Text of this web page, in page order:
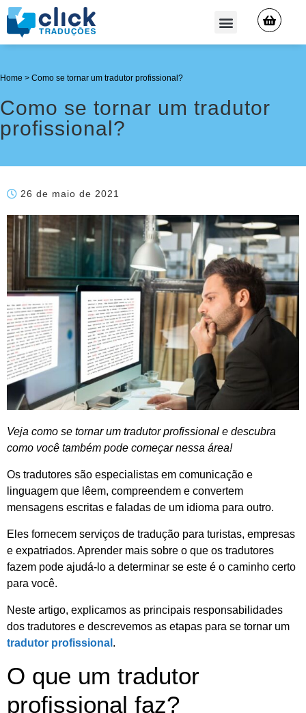
Home > Como se tornar um tradutor profissional?
Como se tornar um tradutor
profissional?
26 de maio de 2021
Veja como se tornar um tradutor profissional e descubra
como você também pode começar nessa área!
Os tradutores são especialistas em comunicação e
linguagem que lêem, compreendem e convertem
mensagens escritas e faladas de um idioma para outro.
Eles fornecem serviços de tradução para turistas, empresas
e expatriados. Aprender mais sobre o que os tradutores
fazem pode ajudá-lo a determinar se este é o caminho certo
para você.
Neste artigo, explicamos as principais responsabilidades
dos tradutores e descrevemos as etapas para se tornar um
tradutor profissional .
O que um tradutor
profissional faz?